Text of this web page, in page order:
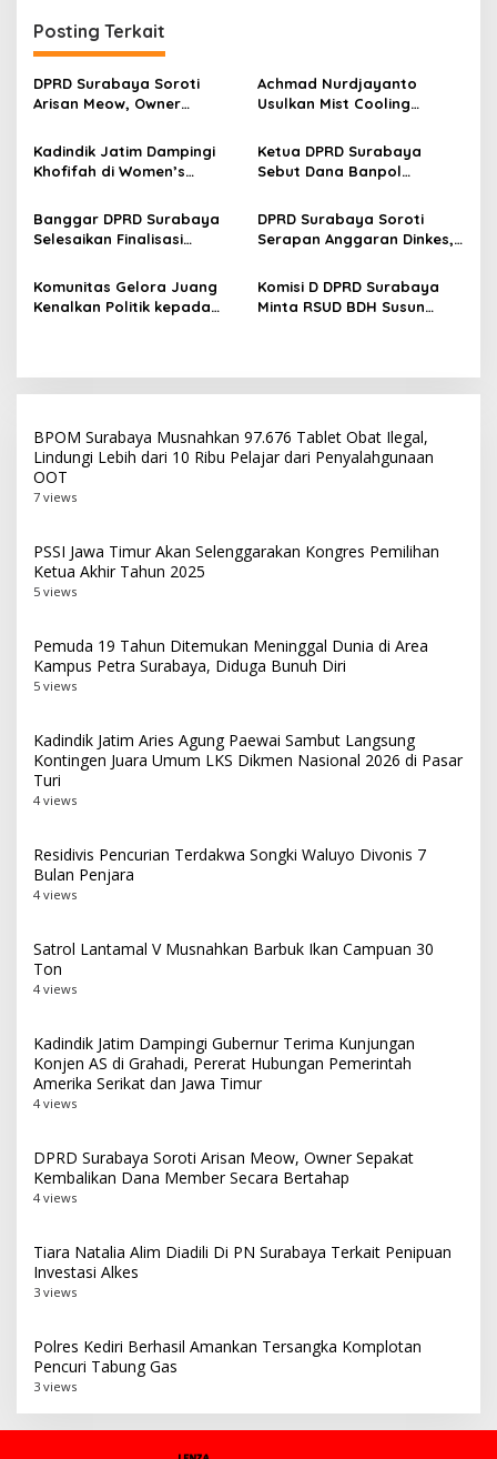
a
s
i
p
o
s
Posting Terkait
DPRD Surabaya Soroti
Arisan Meow, Owner
Member Secara Bertahap
Achmad Nurdjayanto
Usulkan Mist Cooling
Surabaya di Tengah Cuaca
Panas
Kadindik Jatim Dampingi
Khofifah di Women’s
Perkuat Kepemimpinan
Perempuan untuk Indonesia
Ketua DPRD Surabaya
Sebut Dana Banpol
Pendidikan Politik
Masyarakat
Banggar DPRD Surabaya
Selesaikan Finalisasi
2025, Paripurna Digelar 27
Juli
DPRD Surabaya Soroti
Serapan Anggaran Dinkes,
Layanan Kesehatan Jadi
Perhatian
Komunitas Gelora Juang
Kenalkan Politik kepada
Komisi D DPRD Surabaya
Minta RSUD BDH Susun
BPOM Surabaya Musnahkan 97.676 Tablet Obat Ilegal,
Lindungi Lebih dari 10 Ribu Pelajar dari Penyalahgunaan
OOT
7 views
PSSI Jawa Timur Akan Selenggarakan Kongres Pemilihan
Ketua Akhir Tahun 2025
5 views
Pemuda 19 Tahun Ditemukan Meninggal Dunia di Area
Kampus Petra Surabaya, Diduga Bunuh Diri
5 views
Kadindik Jatim Aries Agung Paewai Sambut Langsung
Kontingen Juara Umum LKS Dikmen Nasional 2026 di Pasar
Turi
4 views
Residivis Pencurian Terdakwa Songki Waluyo Divonis 7
Bulan Penjara
4 views
Satrol Lantamal V Musnahkan Barbuk Ikan Campuan 30
Ton
4 views
Kadindik Jatim Dampingi Gubernur Terima Kunjungan
Konjen AS di Grahadi, Pererat Hubungan Pemerintah
Amerika Serikat dan Jawa Timur
4 views
DPRD Surabaya Soroti Arisan Meow, Owner Sepakat
Kembalikan Dana Member Secara Bertahap
4 views
Tiara Natalia Alim Diadili Di PN Surabaya Terkait Penipuan
Investasi Alkes
3 views
Polres Kediri Berhasil Amankan Tersangka Komplotan
Pencuri Tabung Gas
3 views